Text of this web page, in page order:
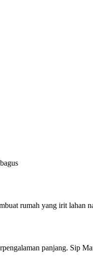
rumah yang irit lahan
panjang. Sip